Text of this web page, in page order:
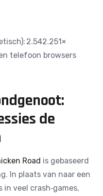
2.542.251×
telefoon browsers
de
Road is gebaseerd
In plaats van naar een
veel crash‑games,